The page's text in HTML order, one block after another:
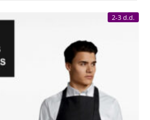
2-3 d.d.